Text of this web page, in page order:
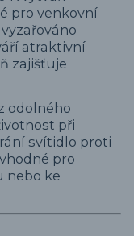
pro venkovní
atraktivní
zajišťuje
odolného
při
svítidlo proti
pro
nebo ke